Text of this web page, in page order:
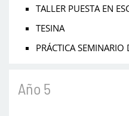
TALLER PUESTA EN
TESINA
PRÁCTICA
Año 5